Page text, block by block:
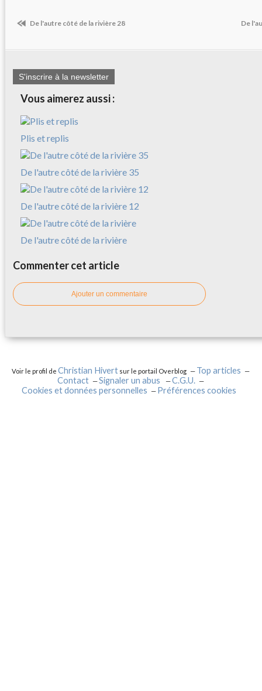
De l'autre côté de la rivière 28 De
S'inscrire à la newsletter
Vous aimerez aussi :
Plis et replis
De l'autre côté de la rivière 35
De l'autre côté de la rivière 12
De l'autre côté de la rivière
Commenter cet article
Ajouter un commentaire
Voir le profil deChristian Hivert sur le portail Overblog
Top articles
Contact
Signaler un abus
C.G.U.
Cookies et données personnelles
Préférences cookies